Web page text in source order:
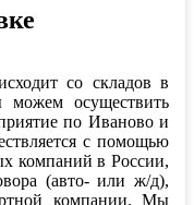
со складов в
осуществить
по Иваново и
с помощью
компаний в России,
(авто- или ж/д),
компании. Мы